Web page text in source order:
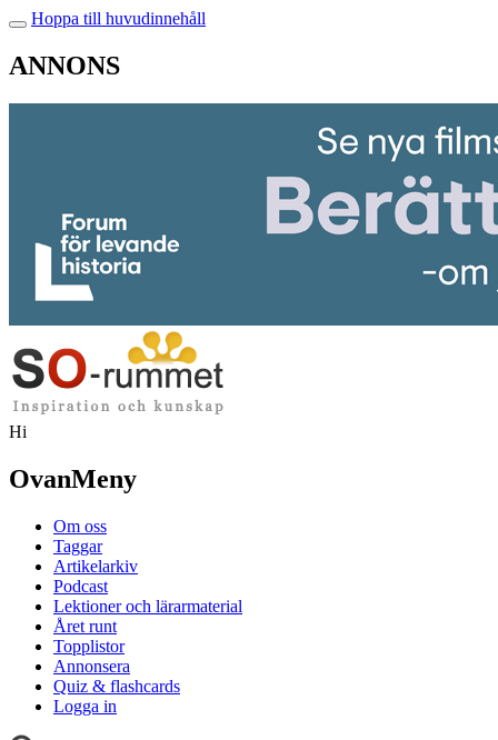
Hoppa till huvudinnehåll
ANNONS
Hi
OvanMeny
Om oss
Taggar
Artikelarkiv
Podcast
Lektioner och lärarmaterial
Året runt
Topplistor
Annonsera
Quiz & flashcards
Logga in